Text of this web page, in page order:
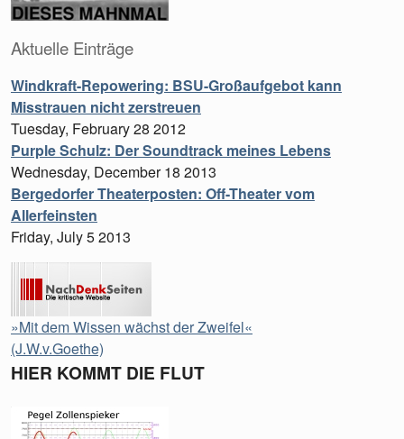
Aktuelle Einträge
Windkraft-Repowering: BSU-Großaufgebot kann
Misstrauen nicht zerstreuen
Tuesday, February 28 2012
Purple Schulz: Der Soundtrack meines Lebens
Wednesday, December 18 2013
Bergedorfer Theaterposten: Off-Theater vom
Allerfeinsten
Friday, July 5 2013
»Mit dem Wissen wächst der Zweifel«
(J.W.v.Goethe)
HIER KOMMT DIE FLUT